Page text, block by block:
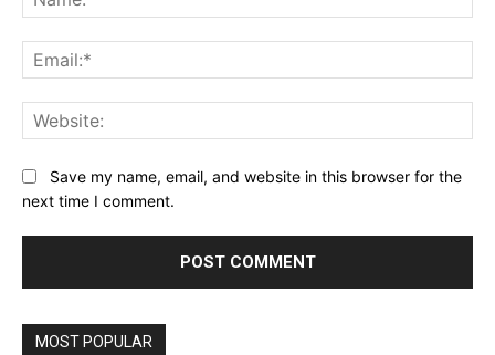
Save my name, email, and website in this browser for the
next time I comment.
MOST POPULAR